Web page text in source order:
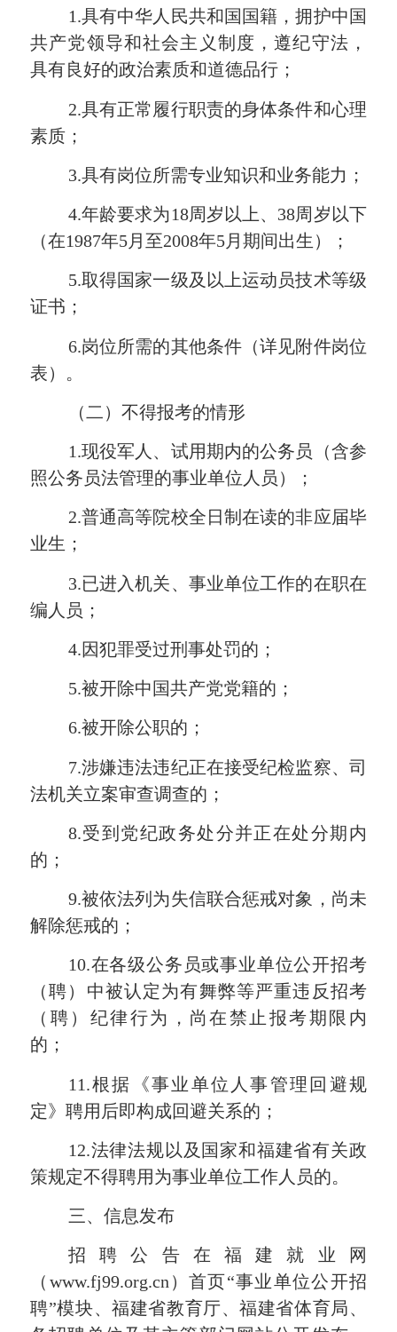
1.具有中华人民共和国国籍，拥护中国
共产党领导和社会主义制度，遵纪守法，
具有良好的政治素质和道德品行；
2.具有正常履行职责的身体条件和心理
素质；
3.具有岗位所需专业知识和业务能力；
4.年龄要求为18周岁以上、38周岁以下
（在1987年5月至2008年5月期间出生）；
5.取得国家一级及以上运动员技术等级
证书；
6.岗位所需的其他条件（详见附件岗位
表）。
（二）不得报考的情形
1.现役军人、试用期内的公务员（含参
照公务员法管理的事业单位人员）；
2.普通高等院校全日制在读的非应届毕
业生；
3.已进入机关、事业单位工作的在职在
编人员；
4.因犯罪受过刑事处罚的；
5.被开除中国共产党党籍的；
6.被开除公职的；
7.涉嫌违法违纪正在接受纪检监察、司
法机关立案审查调查的；
8.受到党纪政务处分并正在处分期内
的；
9.被依法列为失信联合惩戒对象，尚未
解除惩戒的；
10.在各级公务员或事业单位公开招考
（聘）中被认定为有舞弊等严重违反招考
（聘）纪律行为，尚在禁止报考期限内
的；
11.根据《事业单位人事管理回避规
定》聘用后即构成回避关系的；
12.法律法规以及国家和福建省有关政
策规定不得聘用为事业单位工作人员的。
三、信息发布
招聘公告在福建就业网
（ www.fj99.org.cn）首页“事业单位公开招
聘”模块、福建省教育厅、福建省体育局、